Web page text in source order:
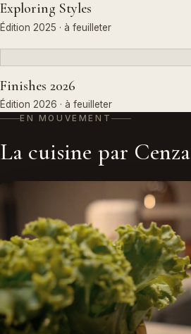
Exploring Styles
Édition 2025 · à feuilleter
Finishes 2026
Édition 2026 · à feuilleter
EN MOUVEMENT
La cuisine par Cenza